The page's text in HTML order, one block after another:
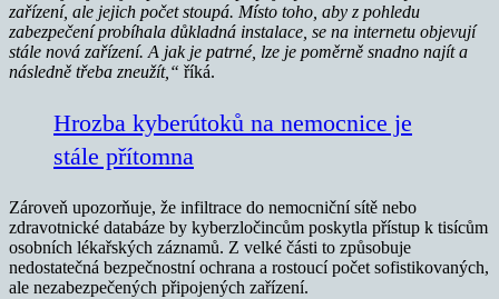
zařízení, ale jejich počet stoupá. Místo toho, aby z pohledu
zabezpečení probíhala důkladná instalace, se na internetu objevují
stále nová zařízení. A jak je patrné, lze je poměrně snadno najít a
následně třeba zneužít,“ říká.
Hrozba kyberútoků na nemocnice je
stále přítomna
Zároveň upozorňuje, že infiltrace do nemocniční sítě nebo
zdravotnické databáze by kyberzločincům poskytla přístup k tisícům
osobních lékařských záznamů. Z velké části to způsobuje
nedostatečná bezpečnostní ochrana a rostoucí počet sofistikovaných,
ale nezabezpečených připojených zařízení.